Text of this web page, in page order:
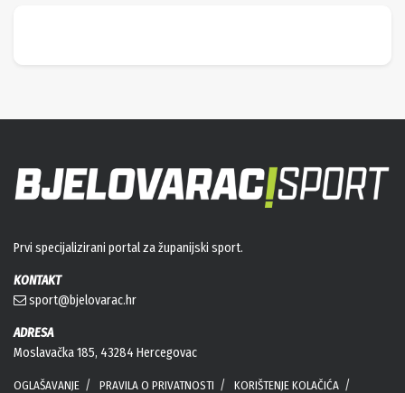
Prvi specijalizirani portal za županijski sport.
KONTAKT
sport@bjelovarac.hr
ADRESA
Moslavačka 185, 43284 Hercegovac
OGLAŠAVANJE PRAVILA O PRIVATNOSTI
KORIŠTENJE KOLAČIĆA